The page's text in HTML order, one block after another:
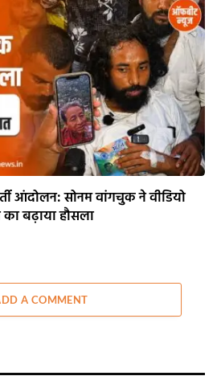
आंदोलन: सोनम वांगचुक ने वीडियो
बढ़ाया हौसला
A COMMENT